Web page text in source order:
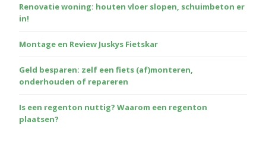
Renovatie woning: houten vloer slopen, schuimbeton er
in!
Montage en Review Juskys Fietskar
Geld besparen: zelf een fiets (af)monteren,
onderhouden of repareren
Is een regenton nuttig? Waarom een regenton
plaatsen?